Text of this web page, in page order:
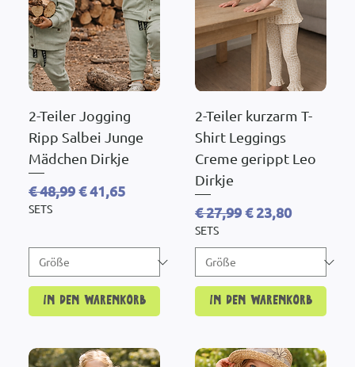
2-Teiler Jogging
Ripp Salbei Junge
Mädchen Dirkje
Standardpreis
€ 48,99Sale-Preis
€ 41,65
SETS
In den Warenkorb
2-Teiler kurzarm T-
Shirt Leggings
Creme gerippt Leo
Dirkje
Standardpreis
€ 27,99Sale-Preis
€ 23,80
SETS
In den Warenkorb